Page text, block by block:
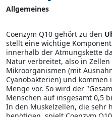
Allgemeines
Coenzym Q10 gehört zu den
stellt eine wichtige
innerhalb der Atmungskette
Natur verbreitet, also in
Mikroorganismen (mit
Cyanobakterien) und
Menge vor. So wird der
Menschen auf insgesamt 0,5
In den Muskelzellen, die sehr